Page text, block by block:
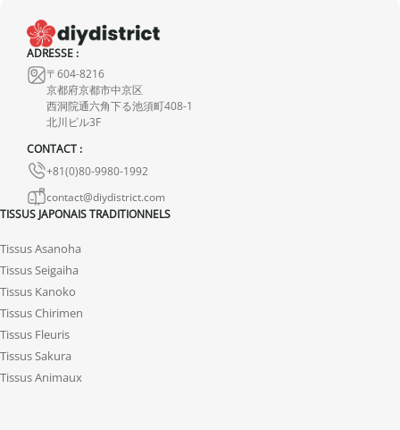
Bien que nous inspectons soigneusement chaque kimono, il peut
présenter de légères imperfections dues à sa nature de produit
d’occasion mais ne présentent aucune déchirure. Toute
imperfection notable est mentionnée dans la fiche produit. Si
aucun défaut n’est indiqué, cela signifie qu’il est minime et
n’entache en rien la qualité du produit.
ADRESSE :
〒604-8216
京都府京都市中京区
西洞院通六角下る池須町408-1
北川ビル3F
CONTACT :
+81(0)80-9980-1992
contact@diydistrict.com
TISSUS JAPONAIS TRADITIONNELS
Tissus Asanoha
Tissus Seigaiha
Tissus Kanoko
Tissus Chirimen
Tissus Fleuris
Tissus Sakura
Tissus Animaux